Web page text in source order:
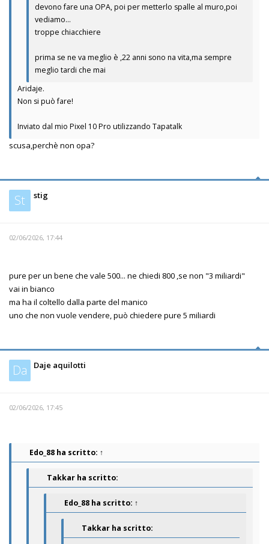
devono fare una OPA, poi per metterlo spalle al muro,poi
vediamo...
troppe chiacchiere
prima se ne va meglio è ,22 anni sono na vita,ma sempre
meglio tardi che mai
Aridaje.
Non si può fare!
Inviato dal mio Pixel 10 Pro utilizzando Tapatalk
scusa,perchè non opa?
St stig
02/06/2026, 17:44
pure per un bene che vale 500... ne chiedi 800 ,se non "3 miliardi"
vai in bianco
ma ha il coltello dalla parte del manico
uno che non vuole vendere, può chiedere pure 5 miliardi
Da Daje aquilotti
02/06/2026, 17:45
Edo_88 ha scritto: ↑
Takkar ha scritto:
Edo_88 ha scritto: ↑
Takkar ha scritto: